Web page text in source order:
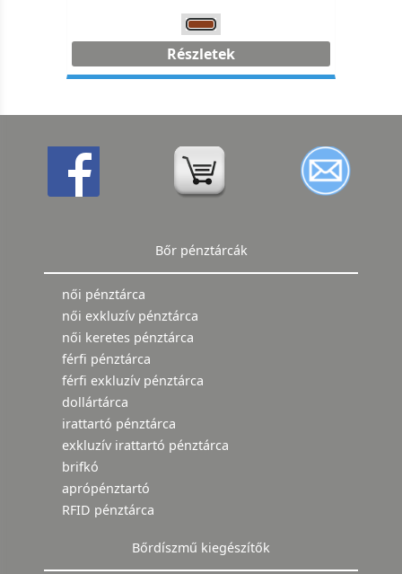
Részletek
Bőr pénztárcák
női pénztárca
női exkluzív pénztárca
női keretes pénztárca
férfi pénztárca
férfi exkluzív pénztárca
dollártárca
irattartó pénztárca
exkluzív irattartó pénztárca
brifkó
aprópénztartó
RFID pénztárca
Bőrdíszmű kiegészítők